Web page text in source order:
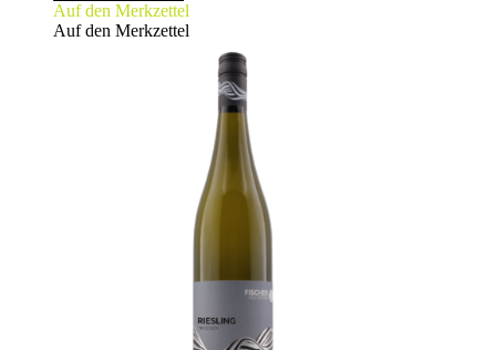
Auf den Merkzettel
Auf den Merkzettel